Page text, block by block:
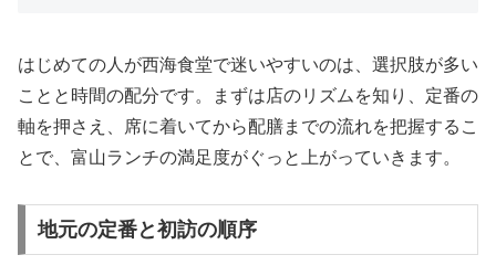
はじめての人が西海食堂で迷いやすいのは、選択肢が多い
ことと時間の配分です。まずは店のリズムを知り、定番の
軸を押さえ、席に着いてから配膳までの流れを把握するこ
とで、富山ランチの満足度がぐっと上がっていきます。
地元の定番と初訪の順序